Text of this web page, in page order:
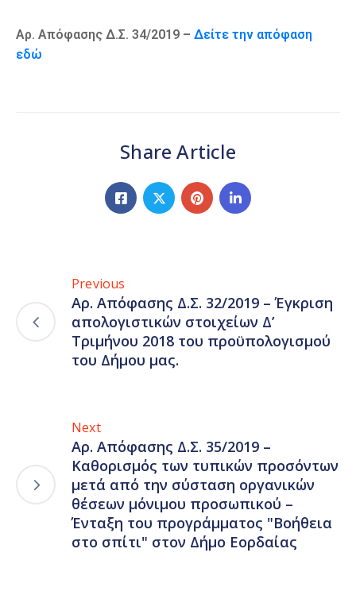
Αρ. Απόφασης Δ.Σ. 34/2019 – Δείτε την απόφαση
εδώ
Share Article
Previous
Αρ. Απόφασης Δ.Σ. 32/2019 – Έγκριση
απολογιστικών στοιχείων Δ’
Τριμήνου 2018 του προϋπολογισμού
του Δήμου μας.
Next
Αρ. Απόφασης Δ.Σ. 35/2019 –
Καθορισμός των τυπικών προσόντων
μετά από την σύσταση οργανικών
θέσεων μόνιμου προσωπικού –
Ένταξη του προγράμματος "Βοήθεια
στο σπίτι" στον Δήμο Εορδαίας